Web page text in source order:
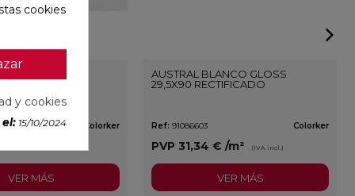
Colorker
VER MÁS
AUSTRAL BLANCO GLOSS
29,5X90 RECTIFICADO
Ref: 91086603 Colorker
PVP 31,34 €/m² (IVA incl.)
VER MÁS
cookies
y cookies
15/10/2024